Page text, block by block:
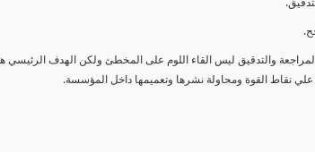
والتدقيق ليس القاء اللوم على المخطئ ولكن الهدف
نقاط القوة ومحاولة نشرها وتعميمها داخل المؤسسة.